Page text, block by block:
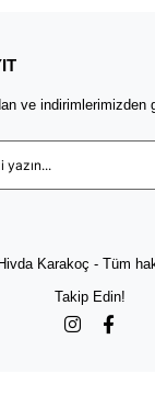
ve indirimlerimizden
Karakoç - Tüm
Takip Edin!